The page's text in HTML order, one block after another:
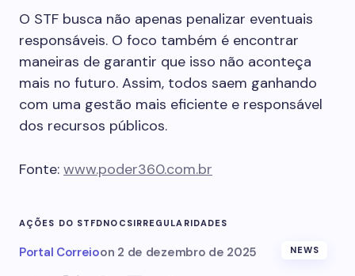
O STF busca não apenas penalizar eventuais
responsáveis. O foco também é encontrar
maneiras de garantir que isso não aconteça
mais no futuro. Assim, todos saem ganhando
com uma gestão mais eficiente e responsável
dos recursos públicos.
Fonte: www.poder360.com.br
AÇÕES DO STFDNOCSIRREGULARIDADES
Portal Correioon 2 de dezembro de 2025 NEWS